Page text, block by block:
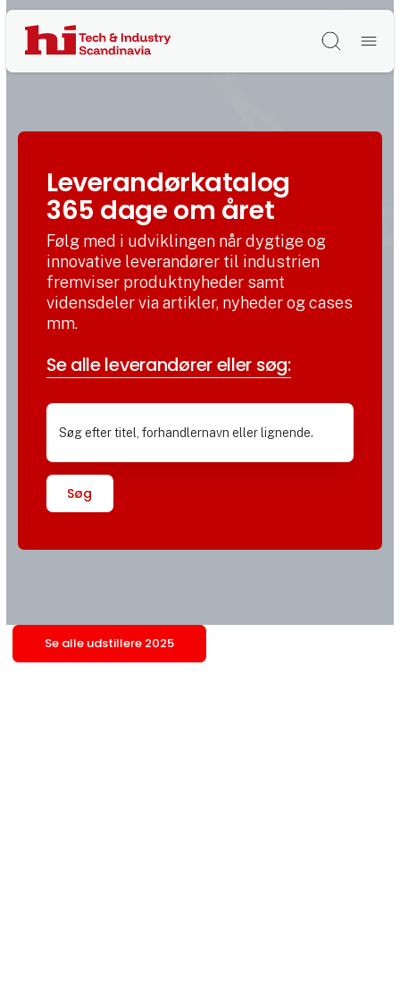
Søg
Leverandørkatalog
365 dage om året
Følg med i udviklingen når dygtige og
innovative leverandører til industrien
fremviser produktnyheder samt
vidensdeler via artikler, nyheder og cases
mm.
Se alle leverandører eller søg:
Søg
Se alle udstillere 2025